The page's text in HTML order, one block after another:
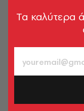
Tα καλύτερα